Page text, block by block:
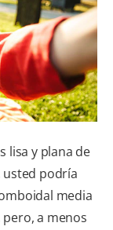
EC (ES)
SUSCRÍBETE
lisa y plana de
podría
media
pero, a menos